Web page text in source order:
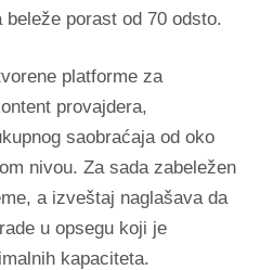
beleže porast od 70 odsto.
platforme za
provajdera,
saobraćaja od oko
nivou. Za sada zabeležen
a izveštaj naglašava da
u opsegu koji je
kapaciteta.